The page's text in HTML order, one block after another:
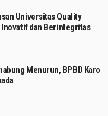
Universitas Quality
dan Berintegritas
Menurun, BPBD Karo